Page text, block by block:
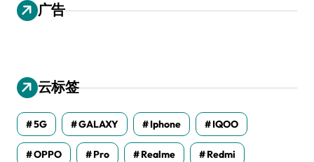
广告
云标签
5G GALAXY Iphone IQOO
OPPO Pro Realme Redmi